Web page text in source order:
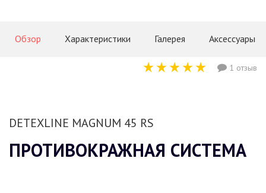
Обзор Характеристики Галерея Аксессуары
1 отзыв
DETEXLINE MAGNUM 45 RS
ПРОТИВОКРАЖНАЯ СИСТЕМА